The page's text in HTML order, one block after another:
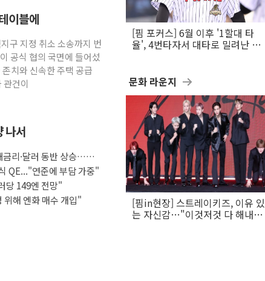
이블에
구 지정 취소 소송까지 번
공식 협의 국면에 들어섰
치와 신속한 주택 공급
건이
나서
리·달러 동반 상승…시
QE..."연준에 부담 가중"
당 149엔 전망"
위해 엔화 매수 개입"
[핌 포커스] 6월 이후 '1할대 타
율', 4번타자서 대타로 밀려난 LG
문화 라운지
[핌in현장] 스트레이키즈, 이유 있
는 자신감…"이것저것 다 해내는